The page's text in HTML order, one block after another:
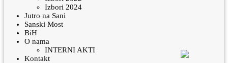
Izbori 2024
Jutro na Sani
Sanski Most
BiH
O nama
INTERNI AKTI
Kontakt